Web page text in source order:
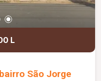
L
São Jorge